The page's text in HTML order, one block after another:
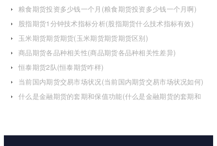
最长持有多久)
粮食期货投资多少钱一个月(粮食期货投资多少钱一个月啊)
股指期货1分钟技术指标分析(股指期货什么技术指标有效)
玉米期货期货期货(玉米期货期货期货区别)
商品期货各品种相关性(商品期货各品种相关性差异)
恒泰期货2队(恒泰期货咋样)
当前国内期货交易市场状况(当前国内期货交易市场状况如何)
什么是金融期货的套期和保值功能(什么是金融期货的套期和